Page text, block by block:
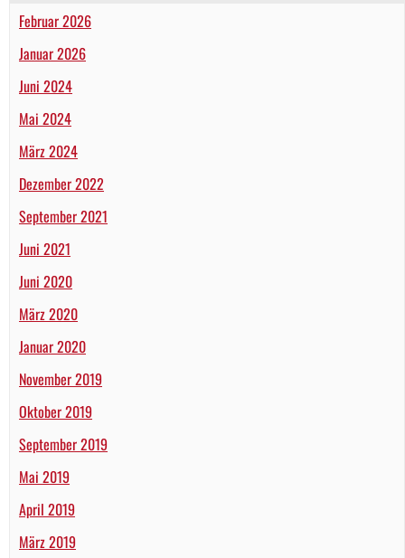
Februar 2026
Januar 2026
Juni 2024
Mai 2024
März 2024
Dezember 2022
September 2021
Juni 2021
Juni 2020
März 2020
Januar 2020
November 2019
Oktober 2019
September 2019
Mai 2019
April 2019
März 2019